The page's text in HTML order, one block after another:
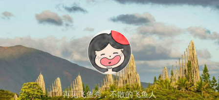
再见飞鱼秀，不散的飞鱼人